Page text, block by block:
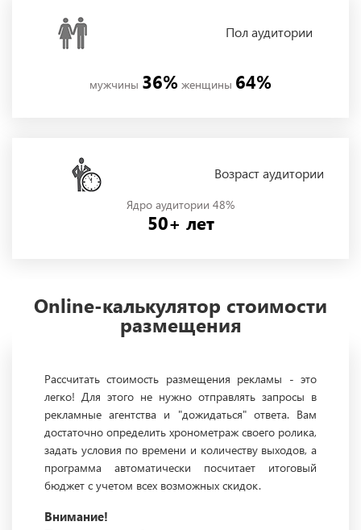
Полаудитории
мужчины 36% женщины 64%
Возраст аудитории
Ядро аудитории 48%
50+ лет
Online-калькулятор стоимости
размещения
Рассчитать стоимость размещения рекламы - это
легко! Для этого не нужно отправлять запросы в
рекламные агентства и "дожидаться" ответа. Вам
достаточно определить хронометраж своего ролика,
задать условия по времени и количеству выходов, а
программа автоматически посчитает итоговый
бюджет с учетом всех возможных скидок.
Внимание!